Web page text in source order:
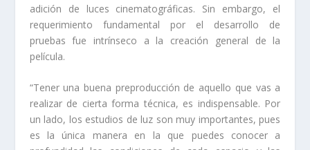
adición de luces cinematográficas. Sin embargo, el
requerimiento fundamental por el desarrollo de
pruebas fue intrínseco a la creación general de la
película.
“Tener una buena preproducción de aquello que vas a
realizar de cierta forma técnica, es indispensable. Por
un lado, los estudios de luz son muy importantes, pues
es la única manera en la que puedes conocer a